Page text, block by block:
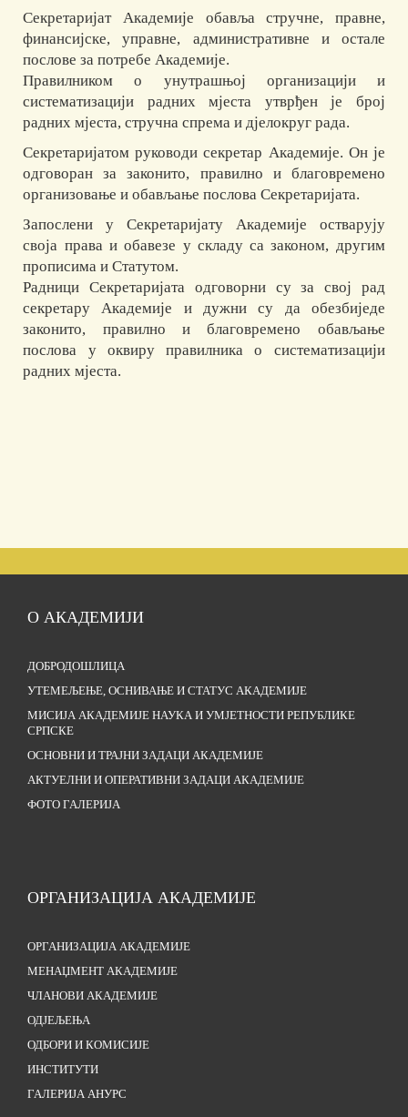
Секретаријат Академије обавља стручне, правне,
финансијске, управне, административне и остале
послове за потребе Академије.
Правилником о унутрашњој организацији и
систематизацији радних мјеста утврђен је број
радних мјеста, стручна спрема и дјелокруг рада.
Секретаријатом руководи секретар Академије. Он је
одговоран за законито, правилно и благовремено
организовање и обављање послова Секретаријата.
Запослени у Секретаријату Академије остварују
своја права и обавезе у складу са законом, другим
прописима и Статутом.
Радници Секретаријата одговорни су за свој рад
секретару Академије и дужни су да обезбиједе
законито, правилно и благовремено обављање
послова у оквиру правилника о систематизацији
радних мјеста.
О АКАДЕМИЈИ
ДОБРОДОШЛИЦА
УТЕМЕЉЕЊЕ, ОСНИВАЊЕ И СТАТУС АКАДЕМИЈЕ
МИСИЈА АКАДЕМИЈЕ НАУКА И УМЈЕТНОСТИ РЕПУБЛИКЕ
СРПСКЕ
ОСНОВНИ И ТРАЈНИ ЗАДАЦИ АКАДЕМИЈЕ
АКТУЕЛНИ И ОПЕРАТИВНИ ЗАДАЦИ АКАДЕМИЈЕ
ФОТО ГАЛЕРИЈА
ОРГАНИЗАЦИЈА АКАДЕМИЈЕ
ОРГАНИЗАЦИЈА АКАДЕМИЈЕ
МЕНАЏМЕНТ АКАДЕМИЈЕ
ЧЛАНОВИ АКАДЕМИЈЕ
ОДЈЕЉЕЊА
ОДБОРИ И КОМИСИЈЕ
ИНСТИТУТИ
ГАЛЕРИЈА АНУРС